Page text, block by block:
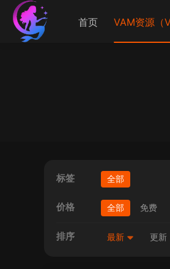
首页 VAM资源（
标签 全部
价格 全部 免费
排序 最新 更新